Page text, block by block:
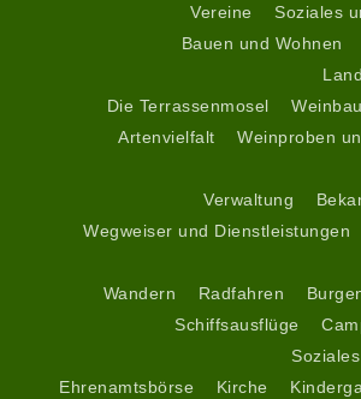
Vereine
Soziales
Bauen und Wohnen
Die Terrassenmosel
Artenvielfalt
Weinproben
Verwaltung
Wegweiser und Dienstleistungen
Wandern
Radfahren
Schiffsausflüge
Ehrenamtsbörse
Kirche